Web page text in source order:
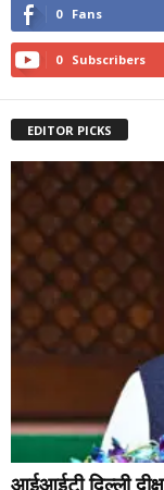
0 Fans
0 Subscribers
EDITOR PICKS